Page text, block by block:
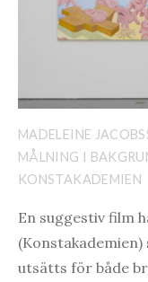
MADELEINE
MÅLNING I
KONSTAKADEMIEN
En suggestiv film
utsätts för både